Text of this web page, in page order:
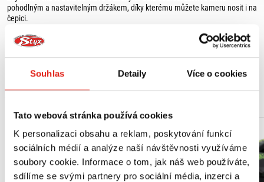
Souhlas Detaily Více o cookies
Tato webová stránka používá cookies
K personalizaci obsahu a reklam, poskytování funkcí
sociálních médií a analýze naší návštěvnosti využíváme
soubory cookie. Informace o tom, jak náš web používáte,
sdílíme se svými partnery pro sociální média, inzerci a
pohodlným a nastavitelným držákem, díky kterému můžete kameru nosit i na
čepici.
mm na tloušťku), včetně čepice, opasku, poutka batohu nebo v kapse při
horolezectví, turistice, potápění a podobně.
MOHLO BY SE VÁM LÍBIT